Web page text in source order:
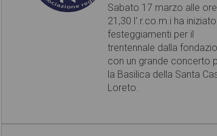
Sabato 17 marzo alle ore
21,30 l'.r.co.m.i ha
festeggiamenti per il
trentennale dalla
con un grande concerto
la Basilica della Santa
Loreto.